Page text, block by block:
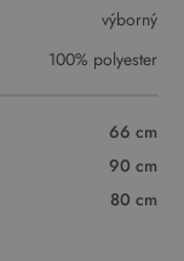
výborný
100% polyester
66 cm
90 cm
80 cm